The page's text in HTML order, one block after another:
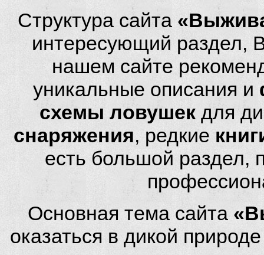
Структура сайта
интересующий раздел,
нашем сайте
уникальные описания и
схемы ловушек для
снаряжения, редкие
есть большой
Основная тема сайта
оказаться в дикой